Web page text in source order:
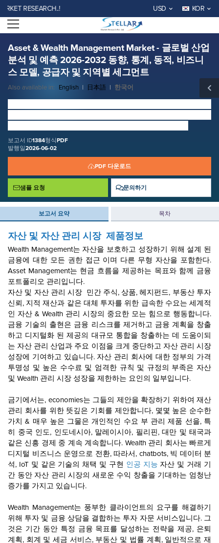
RESEARCH..! USD KOR
Open menu
Asset & Wealth Management Market - 글로벌 산업
분석 및 예측 2026-2032 동향, 통계, 동적, 비즈니
스 모델, 공급자 및 지역별 세그먼트
Also available in: English | 日本語 | 한국어
보고서 ID1384형식PDF
발행일2026-06-02
PDF 다운로드
샘플 요청 문의하기
보고서 요약 목차
Asset & Wealth Management Market - 글로벌 산업 분석 및 예측 2026-
2032 동향, 통계, 동적, 비즈니스 모델, 공급자 및 지역별 세그먼트
보고서 ID: SMR_1384
무료 샘플 요청 지금 구매
자산 및 자산 관리 시장 제품정보
Wealth Management는 자산을 보호하고 성장하기 위해 설계 된
금융에 대한 모든 권한 접근 이며 다른 무형 자산을 포함한다.
Asset Management는 현금 흐름을 제공하는 목표와 함께 금융
포트폴리오 관리입니다.
자산 및 자산 관리 시장 민간 주식, 상품, 헤지펀드, 부동산 투자
신뢰, 지적 재산과 같은 대체 투자를 위한 급속한 수요는 세계적
인 자산 & Wealth 관리 시장의 중요한 모는 힘으로 행동합니다.
금융 기술의 출현은 금융 리스크를 제거하고 금융 계획을 창출
하고 디지털화 된 제공의 대규모 통합을 창출하는 데 도움이되
는 자산 관리 산업과 주요 이점을 크게 중단하고 자산 관리 시장
성장에 기여하고 있습니다. 자산 관리 회사에 대한 정부의 가격
투명성 및 높은 수수료 및 엄격한 규칙 및 규정의 부족은 자산
및 Wealth 관리 시장 성장을 제한하는 요인의 일부입니다.
금기에서는, economies는 그들의 제안을 확장하기 위하여 재산
관리 회사를 위한 뜻깊은 기회를 제안합니다, 몇몇 높은 순수한
가치 & 매우 높은 그물은 개인적인 수요 부 관리 제품 선을, 특
히 중국 인도, 인도네시아, 말레이시아, 필리핀, 대만 및 태국과
같은 신흥 경제 중 계속 계속합니다. Wealth 관리 회사는 빠르게
디지털 비즈니스 운영으로 전환, 따라서, chatbots, 빅 데이터 분
석, IoT 및 같은 기술의 채택 및 구현 인공 지능 자산 및 거래 기
간 동안 자산 관리 시장의 새로운 수익 창출을 기대하는 엄청난
증가를 가지고 있습니다.
Wealth Management는 풍부한 클라이언트의 요구를 해결하기
위해 투자 및 금융 상담을 결합하는 투자 자문 서비스입니다. 그
것은 기간 동안 특정 금융 목표를 달성하는 전략을 제공, 은퇴
계획, 회계 및 세금 서비스, 부동산 및 법률 계획, 일반적으로 재